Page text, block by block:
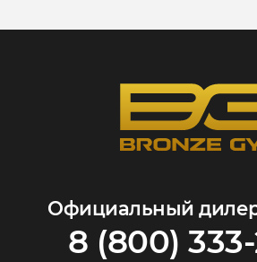
Официальный
8 (800)